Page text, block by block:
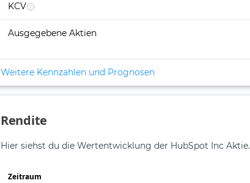
KCV
Ausgegebene Aktien
Weitere Kennzahlen und Prognosen
Rendite
Hier siehst du die Wertentwicklung der HubSpot Inc Aktie.
Zeitraum